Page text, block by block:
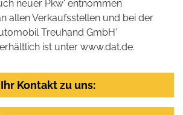
neuer Pkw' entnommen
allen Verkaufsstellen und bei der
Treuhand GmbH'
ist unter www.dat.de.
Ihr Kontakt zu uns: